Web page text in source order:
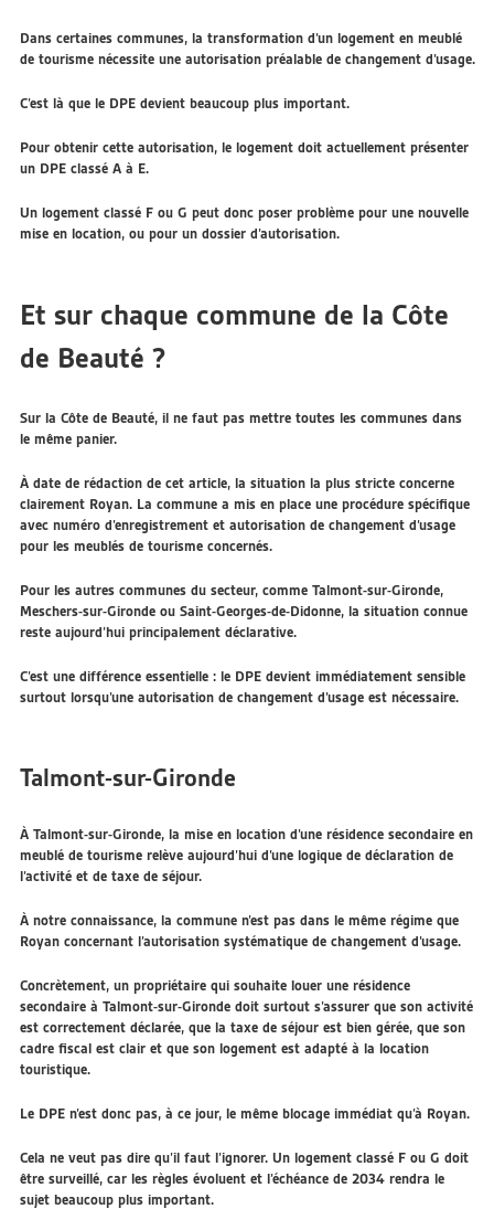
Dans certaines communes, la transformation d’un logement en meublé
de tourisme nécessite une autorisation préalable de changement d’usage.
C’est là que le DPE devient beaucoup plus important.
Pour obtenir cette autorisation, le logement doit actuellement présenter
un DPE classé A à E.
Un logement classé F ou G peut donc poser problème pour une nouvelle
mise en location, ou pour un dossier d’autorisation.
Et sur chaque commune de la Côte
de Beauté ?
Sur la Côte de Beauté, il ne faut pas mettre toutes les communes dans
le même panier.
À date de rédaction de cet article, la situation la plus stricte concerne
clairement Royan. La commune a mis en place une procédure spécifique
avec numéro d’enregistrement et autorisation de changement d’usage
pour les meublés de tourisme concernés.
Pour les autres communes du secteur, comme Talmont-sur-Gironde,
Meschers-sur-Gironde ou Saint-Georges-de-Didonne, la situation connue
reste aujourd’hui principalement déclarative.
C’est une différence essentielle : le DPE devient immédiatement sensible
surtout lorsqu’une autorisation de changement d’usage est nécessaire.
Talmont-sur-Gironde
À Talmont-sur-Gironde, la mise en location d’une résidence secondaire en
meublé de tourisme relève aujourd’hui d’une logique de déclaration de
l’activité et de taxe de séjour.
À notre connaissance, la commune n’est pas dans le même régime que
Royan concernant l’autorisation systématique de changement d’usage.
Concrètement, un propriétaire qui souhaite louer une résidence
secondaire à Talmont-sur-Gironde doit surtout s’assurer que son activité
est correctement déclarée, que la taxe de séjour est bien gérée, que son
cadre fiscal est clair et que son logement est adapté à la location
touristique.
Le DPE n’est donc pas, à ce jour, le même blocage immédiat qu’à Royan.
Cela ne veut pas dire qu’il faut l’ignorer. Un logement classé F ou G doit
être surveillé, car les règles évoluent et l’échéance de 2034 rendra le
sujet beaucoup plus important.